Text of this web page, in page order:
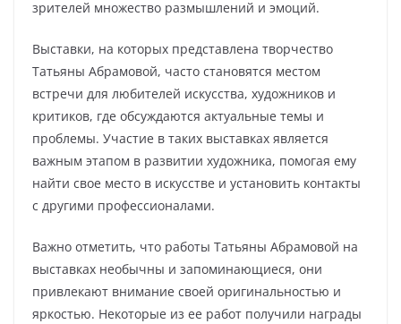
зрителей множество размышлений и эмоций.
Выставки, на которых представлена творчество
Татьяны Абрамовой, часто становятся местом
встречи для любителей искусства, художников и
критиков, где обсуждаются актуальные темы и
проблемы. Участие в таких выставках является
важным этапом в развитии художника, помогая ему
найти свое место в искусстве и установить контакты
с другими профессионалами.
Важно отметить, что работы Татьяны Абрамовой на
выставках необычны и запоминающиеся, они
привлекают внимание своей оригинальностью и
яркостью. Некоторые из ее работ получили награды